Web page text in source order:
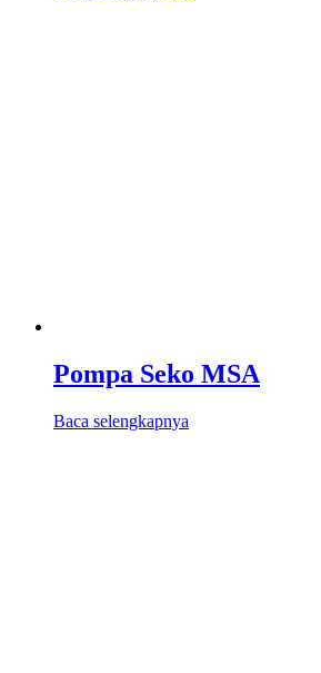
Pompa Seko MSA
Baca selengkapnya